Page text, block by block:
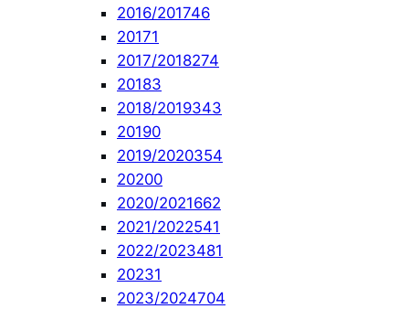
2016/201746
20171
2017/2018274
20183
2018/2019343
20190
2019/2020354
20200
2020/2021662
2021/2022541
2022/2023481
20231
2023/2024704